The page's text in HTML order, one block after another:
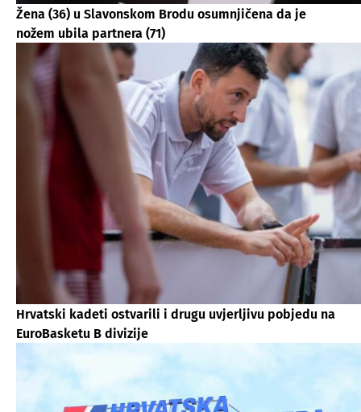
Žena (36) u Slavonskom Brodu osumnjičena da je
nožem ubila partnera (71)
Hrvatski kadeti ostvarili i drugu uvjerljivu pobjedu na
EuroBasketu B divizije